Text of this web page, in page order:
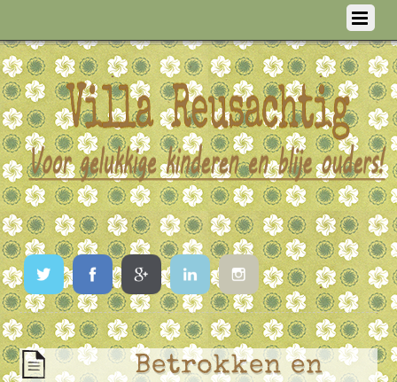
TwitterFacebookGoogleLinkedInInstagram
Betrokken en